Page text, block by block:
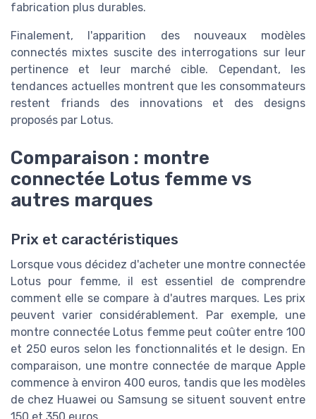
fabrication plus durables.
Finalement, l'apparition des nouveaux modèles
connectés mixtes suscite des interrogations sur leur
pertinence et leur marché cible. Cependant, les
tendances actuelles montrent que les consommateurs
restent friands des innovations et des designs
proposés par Lotus.
Comparaison : montre
connectée Lotus femme vs
autres marques
Prix et caractéristiques
Lorsque vous décidez d'acheter une montre connectée
Lotus pour femme, il est essentiel de comprendre
comment elle se compare à d'autres marques. Les prix
peuvent varier considérablement. Par exemple, une
montre connectée Lotus femme peut coûter entre 100
et 250 euros selon les fonctionnalités et le design. En
comparaison, une montre connectée de marque Apple
commence à environ 400 euros, tandis que les modèles
de chez Huawei ou Samsung se situent souvent entre